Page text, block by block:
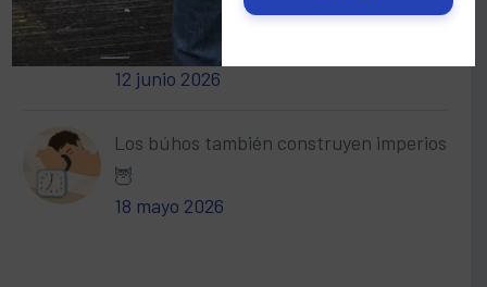
kilómetros y, aun así, las sentimos cerca
🌎
12 junio 2026
Los búhos también construyen imperios
🦉
18 mayo 2026